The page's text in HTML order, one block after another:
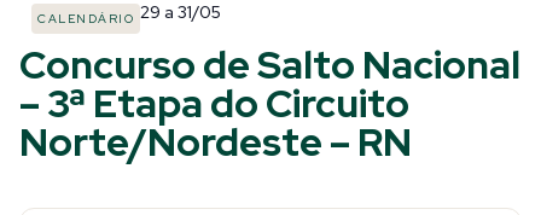
CALENDÁRIO 29 a 31/05
Concurso de Salto Nacional
– 3ª Etapa do Circuito
Norte/Nordeste – RN